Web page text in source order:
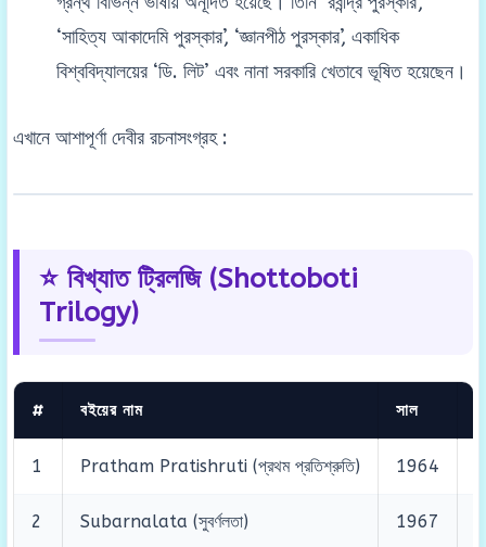
‘সাহিত্য আকাদেমি পুরস্কার’, ‘জ্ঞানপীঠ পুরস্কার’, একাধিক
বিশ্ববিদ্যালয়ের ‘ডি. লিট’ এবং নানা সরকারি খেতাবে ভূষিত হয়েছেন।
এখানে আশাপূর্ণা দেবীর রচনাসংগ্রহ :
⭐ বিখ্যাত ট্রিলজি (Shottoboti
Trilogy)
# বইয়ের নাম সাল
1 Pratham Pratishruti (প্রথম প্রতিশ্রুতি) 1964
2 Subarnalata (সুবর্ণলতা) 1967